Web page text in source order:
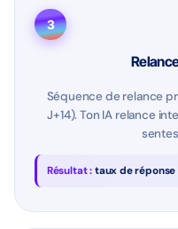
3
Séquence de relance
J+14). Ton IA relance
Résultat :taux de réponse